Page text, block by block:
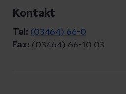
Kontakt
Tel: (03464) 66-0
Fax: (03464) 66-10 03